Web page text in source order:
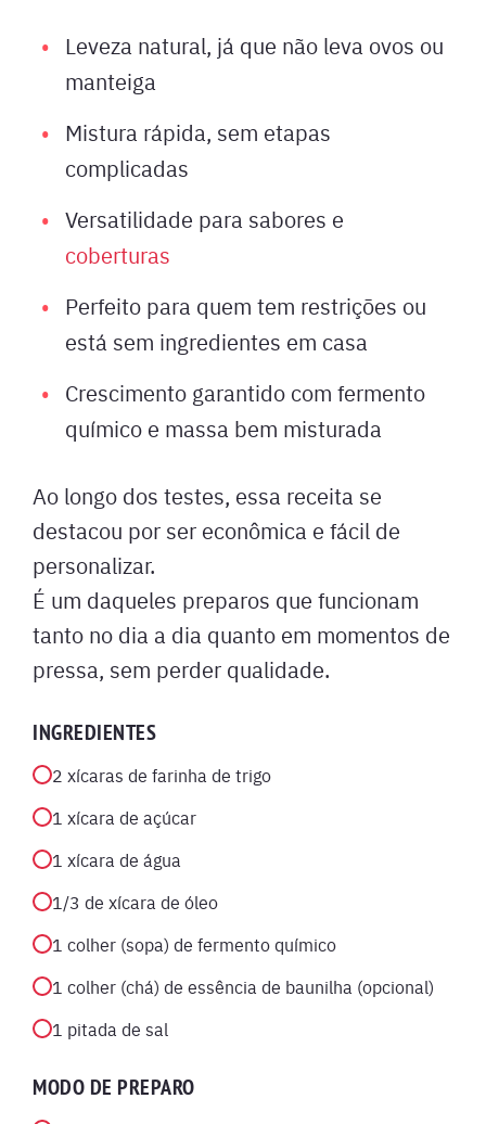
Leveza natural, já que não leva ovos ou
manteiga
Mistura rápida, sem etapas
complicadas
Versatilidade para sabores e
coberturas
Perfeito para quem tem restrições ou
está sem ingredientes em casa
Crescimento garantido com fermento
químico e massa bem misturada
Ao longo dos testes, essa receita se
destacou por ser econômica e fácil de
personalizar.
É um daqueles preparos que funcionam
tanto no dia a dia quanto em momentos de
pressa, sem perder qualidade.
INGREDIENTES
2 xícaras de farinha de trigo
1 xícara de açúcar
1 xícara de água
1/3 de xícara de óleo
1 colher (sopa) de fermento químico
1 colher (chá) de essência de baunilha (opcional)
1 pitada de sal
MODO DE PREPARO